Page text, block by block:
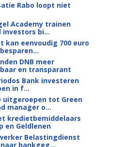
Rabo loopt niet
Academy trainen
investors bi...
kan eenvoudig 700 euro
DNB meer
en transparant
Bank investeren
in f...
uitgeroepen tot Green
manager o...
kredietbemiddelaars
en Geldlenen
Belastingdienst
bankgeg...